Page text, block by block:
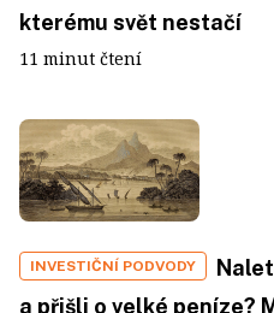
kterému svět nestačí
11 minut čtení
INVESTIČNÍ PODVODY
a přišli o velké peníze?